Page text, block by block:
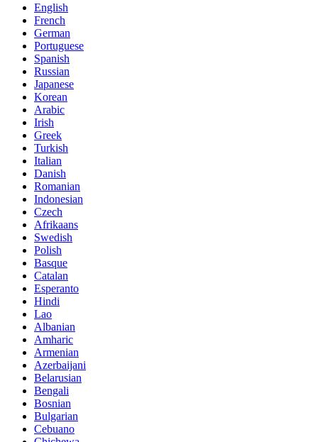
English
French
German
Portuguese
Spanish
Russian
Japanese
Korean
Arabic
Irish
Greek
Turkish
Italian
Danish
Romanian
Indonesian
Czech
Afrikaans
Swedish
Polish
Basque
Catalan
Esperanto
Hindi
Lao
Albanian
Amharic
Armenian
Azerbaijani
Belarusian
Bengali
Bosnian
Bulgarian
Cebuano